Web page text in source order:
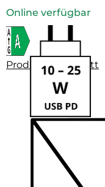
Online verfügbar
Produktdatenblatt